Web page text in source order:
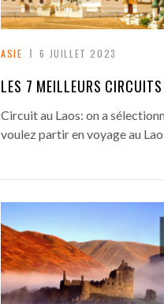
ASIE 6 JUILLET 2023
LES 7 MEILLEURS
Circuit au Laos: on a
voulez partir en voyage au